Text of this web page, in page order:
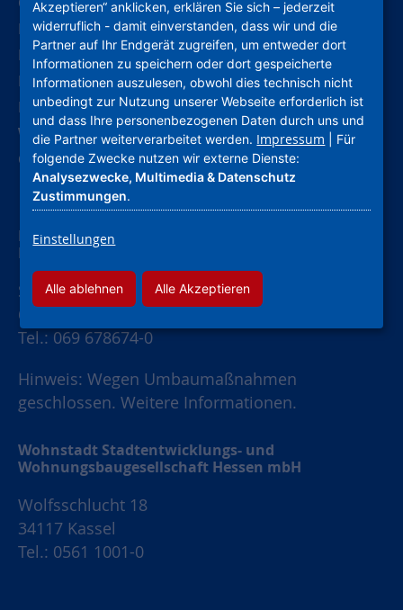
Hinweise und Meldestelle
Barrierefreiheitserklärung
Impressum
Datenschutz
Widerruf Werbung
Cookie-Einstellungen
Nassauische Heimstätte Wohnungs- und
Entwicklungsgesellschaft mbH
Schaumainkai 47
60596 Frankfurt am Main
Tel.: 069 678674-0
Hinweis: Wegen Umbaumaßnahmen
geschlossen. Weitere Informationen.
Wohnstadt Stadtentwicklungs- und
Wohnungsbaugesellschaft Hessen mbH
Wolfsschlucht 18
34117 Kassel
Tel.: 0561 1001-0
Akzeptieren“ anklicken, erklären Sie sich – jederzeit
widerruflich - damit einverstanden, dass wir und die
Partner auf Ihr Endgerät zugreifen, um entweder dort
Informationen zu speichern oder dort gespeicherte
Informationen auszulesen, obwohl dies technisch nicht
unbedingt zur Nutzung unserer Webseite erforderlich ist
und dass Ihre personenbezogenen Daten durch uns und
die Partner weiterverarbeitet werden. Impressum | Für
folgende Zwecke nutzen wir externe Dienste:
Analysezwecke, Multimedia & Datenschutz
Zustimmungen.
Einstellungen
Alle ablehnen Alle Akzeptieren